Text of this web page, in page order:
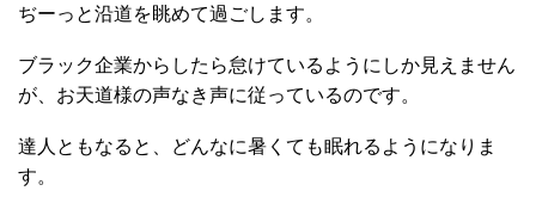
ぢーっと沿道を眺めて過ごします。
ブラック企業からしたら怠けているようにしか見えません
が、お天道様の声なき声に従っているのです。
達人ともなると、どんなに暑くても眠れるようになりま
す。